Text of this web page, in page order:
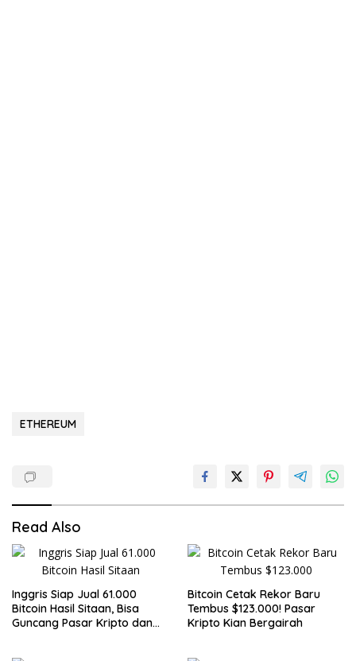
ETHEREUM
Read Also
Inggris Siap Jual 61.000
Bitcoin Hasil Sitaan, Bisa
Guncang Pasar Kripto dan
Bitcoin Cetak Rekor Baru
Tembus $123.000! Pasar
Kripto Kian Bergairah